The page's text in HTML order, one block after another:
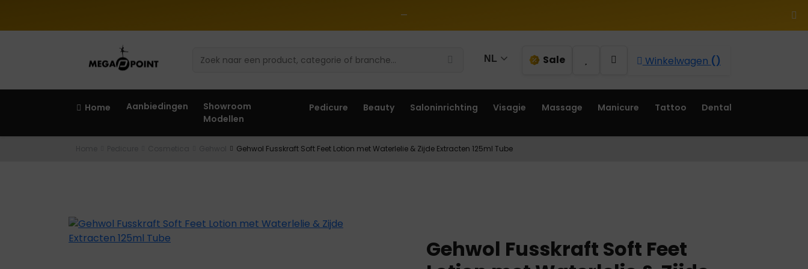
—
NL Sale Winkelwagen ()
Home Aanbiedingen
Showroom
Modellen
Pedicure Beauty Saloninrichting Visagie Massage Manicure Tattoo Dental
Gehwol Fusskraft Soft Feet Lotion met Waterlelie & Zijde Extracten 125ml Tube
Gehwol Fusskraft Soft Feet